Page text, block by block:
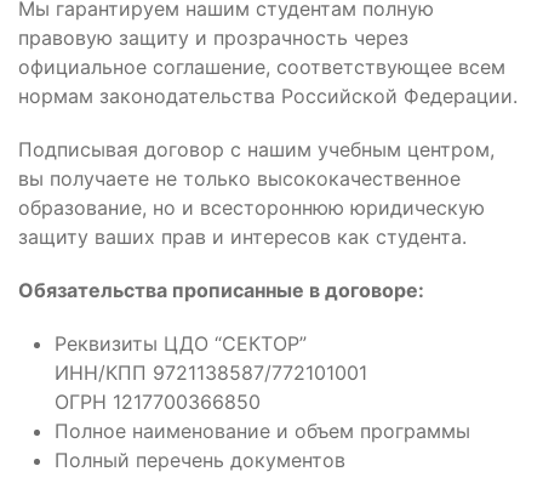
Мы гарантируем нашим студентам полную
правовую защиту и прозрачность через
официальное соглашение, соответствующее всем
нормам законодательства Российской Федерации.
Подписывая договор с нашим учебным центром,
вы получаете не только высококачественное
образование, но и всестороннюю юридическую
защиту ваших прав и интересов как студента.
Обязательства прописанные в договоре:
Реквизиты ЦДО “СЕКТОР”
ИНН/КПП 9721138587/772101001
ОГРН 1217700366850
Полное наименование и объем программы
Полный перечень документов